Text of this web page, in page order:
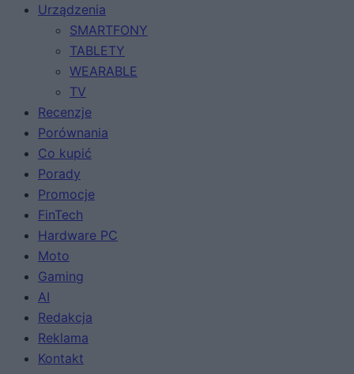
Urządzenia
SMARTFONY
TABLETY
WEARABLE
TV
Recenzje
Porównania
Co kupić
Porady
Promocje
FinTech
Hardware PC
Moto
Gaming
AI
Redakcja
Reklama
Kontakt